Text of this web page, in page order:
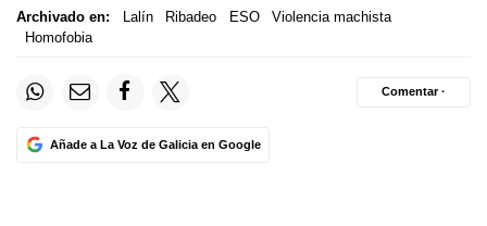
Archivado en: Lalín Ribadeo ESO
Violencia machista
Homofobia
Añade a La Voz de Galicia en Google
Comentar ·